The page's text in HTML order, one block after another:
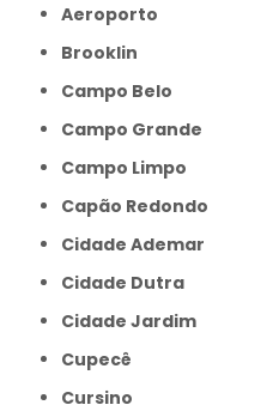
Aeroporto
Brooklin
Campo Belo
Campo Grande
Campo Limpo
Capão Redondo
Cidade Ademar
Cidade Dutra
Cidade Jardim
Cupecê
Cursino